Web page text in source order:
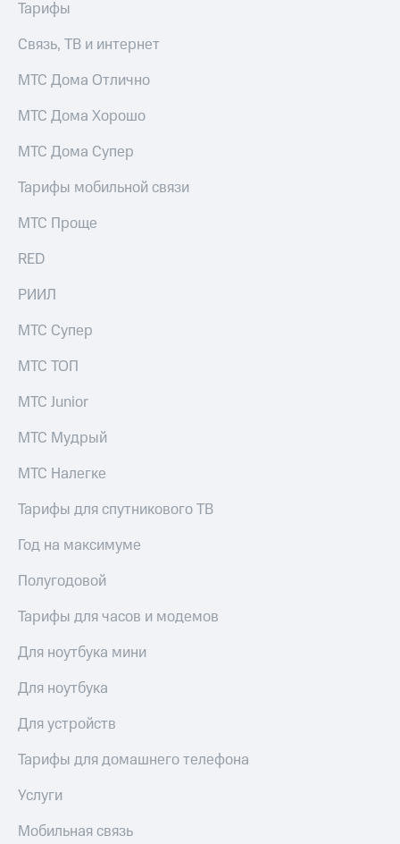
Тарифы
Связь, ТВ и интернет
МТС Дома Отлично
МТС Дома Хорошо
МТС Дома Супер
Тарифы мобильной связи
МТС Проще
RED
РИИЛ
МТС Супер
МТС ТОП
МТС Junior
МТС Мудрый
МТС Налегке
Тарифы для спутникового ТВ
Год на максимуме
Полугодовой
Тарифы для часов и модемов
Для ноутбука мини
Для ноутбука
Для устройств
Тарифы для домашнего телефона
Услуги
Мобильная связь